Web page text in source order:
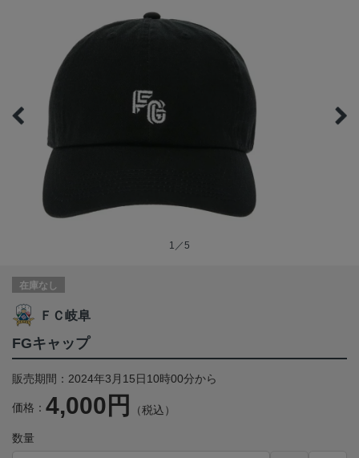
1／5
在庫なし
ＦＣ岐阜
FGキャップ
販売期間：2024年3月15日10時00分から
価格： 4,000円 （税込）
数量